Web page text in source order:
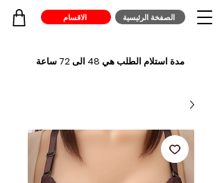
الصفخة الرئيسية الاقسام
مدة استلام الطلب هي 48 الى 72 ساعة